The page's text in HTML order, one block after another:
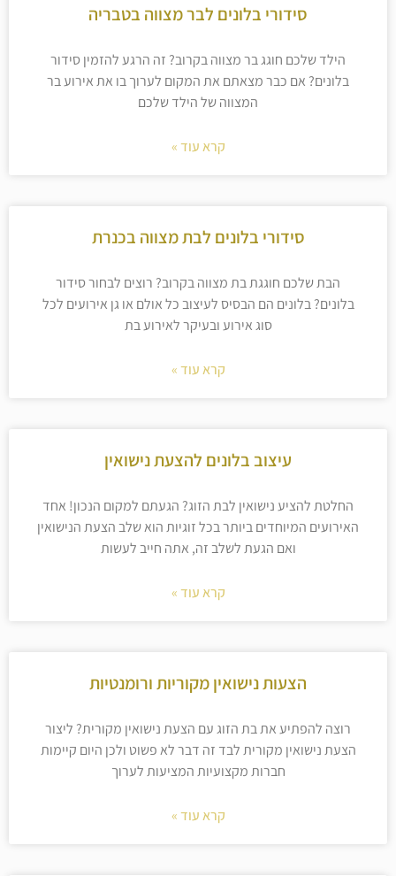
סידורי בלונים לבר מצווה בטבריה
הילד שלכם חוגג בר מצווה בקרוב? זה הרגע להזמין סידור
בלונים? אם כבר מצאתם את המקום לערוך בו את אירוע בר
המצווה של הילד שלכם
קרא עוד »
סידורי בלונים לבת מצווה בכנרת
הבת שלכם חוגגת בת מצווה בקרוב? רוצים לבחור סידור
בלונים? בלונים הם הבסיס לעיצוב כל אולם או גן אירועים לכל
סוג אירוע ובעיקר לאירוע בת
קרא עוד »
עיצוב בלונים להצעת נישואין
החלטת להציע נישואין לבת הזוג? הגעתם למקום הנכון! אחד
האירועים המיוחדים ביותר בכל זוגיות הוא שלב הצעת הנישואין
ואם הגעת לשלב זה, אתה חייב לעשות
קרא עוד »
הצעות נישואין מקוריות ורומנטיות
רוצה להפתיע את בת הזוג עם הצעת נישואין מקורית? ליצור
הצעת נישואין מקורית לבד זה דבר לא פשוט ולכן היום קיימות
חברות מקצועיות המציעות לערוך
קרא עוד »